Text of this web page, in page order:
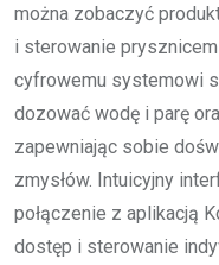
można zobaczyć
i sterowanie
cyfrowemu systemowi
dozować wodę i parę
zapewniając sobie
zmysłów. Intuicyjny
połączenie z aplikacją
dostęp i sterowanie